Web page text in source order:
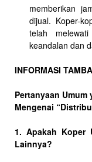
memberikan
dijual. Koper-
telah
keandalan dan
INFORMASI
Pertanyaan
Mengenai
1. Apakah Koper
Lainnya?